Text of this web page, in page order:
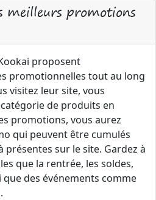
meilleurs promotions
proposent
promotionnelles tout au long
visitez leur site, vous
de produits en
promotions, vous aurez
qui peuvent être cumulés
présentes sur le site. Gardez à
que la rentrée, les soldes,
que des événements comme